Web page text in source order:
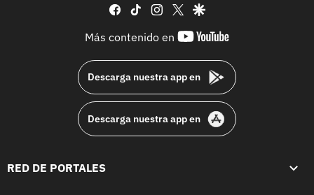
facebook
tiktok instagram
twittergoogle
Más contenido en
youtube-
Descarga nuestra app en
Descarga nuestra app en
RED DE PORTALES